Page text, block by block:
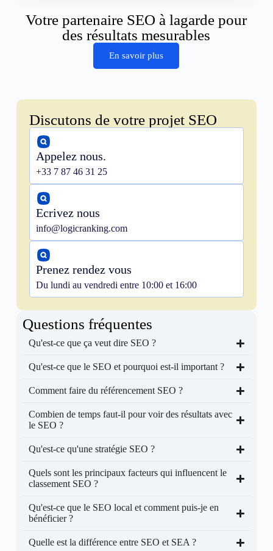
Votre partenaire SEO à lagarde pour
des résultats mesurables
En savoir plus
Discutons de votre projet SEO
Appelez nous.
+33 7 87 46 31 25
Ecrivez nous
info@logicranking.com
Prenez rendez vous
Du lundi au vendredi entre 10:00 et 16:00
Questions fréquentes
Qu'est-ce que ça veut dire SEO ?
Qu'est-ce que le SEO et pourquoi est-il important ?
Comment faire du référencement SEO ?
Combien de temps faut-il pour voir des résultats avec
le SEO ?
Qu'est-ce qu'une stratégie SEO ?
Quels sont les principaux facteurs qui influencent le
classement SEO ?
Qu'est-ce que le SEO local et comment puis-je en
bénéficier ?
Quelle est la différence entre SEO et SEA ?